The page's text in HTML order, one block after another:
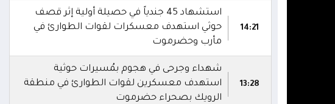
14:21
استشهاد 45 جندياً في حصيلة أولية إثر قصف
حوثي استهدف معسكرات لقوات الطوارئ في
مأرب وحضرموت
13:28
شهداء وجرحى في هجوم بمُسيرات حوثية
استهدف معسكرين لقوات الطوارئ في منطقة
الرويك بصحراء حضرموت